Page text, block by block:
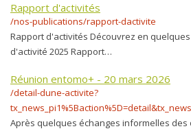
Rapport d'activités
/nos-publications/rapport-dactivite
Rapport d'activités Découvrez en
d'activité 2025 Rapport…
Réunion entomo+ - 20 mars 2026
/detail-dune-activite?
Après quelques échanges informelles